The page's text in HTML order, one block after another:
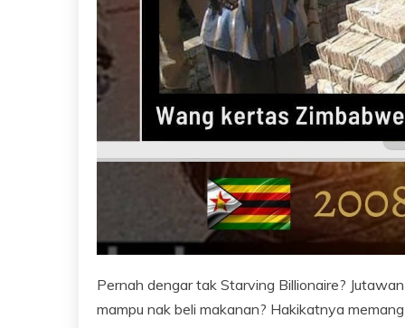
Pernah dengar tak Starving Billionaire?
mampu nak beli makanan? Hakikatnya